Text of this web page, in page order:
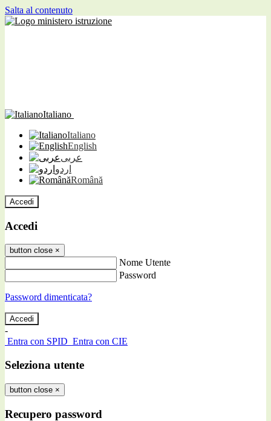
Salta al contenuto
Italiano
Italiano
English
عربى
اردو
Română
Accedi
Accedi
button close ×
Nome Utente
Password
Password dimenticata?
-
Entra con SPID Entra con CIE
Seleziona utente
button close ×
Recupero password